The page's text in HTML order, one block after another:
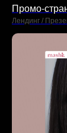
Промо-
Лендинг /